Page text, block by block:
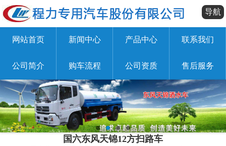
导航
网站首页 新闻中心 产品中心 联系我们
公司简介 购车流程 公司资质 售后服务
国六东风天锦12方扫路车